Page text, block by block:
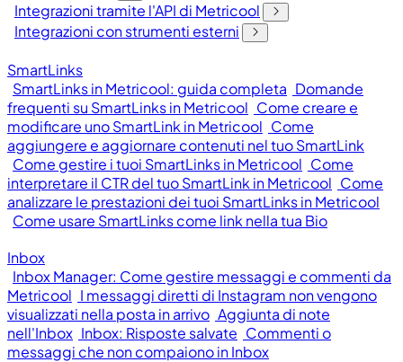
Integrazioni tramite l'API di Metricool
Integrazioni con strumenti esterni
SmartLinks
SmartLinks in Metricool: guida completa Domande
frequenti su SmartLinks in Metricool Come creare e
modificare uno SmartLink in Metricool Come
aggiungere e aggiornare contenuti nel tuo SmartLink
Come gestire i tuoi SmartLinks in Metricool Come
interpretare il CTR del tuo SmartLink in Metricool Come
analizzare le prestazioni dei tuoi SmartLinks in Metricool
Come usare SmartLinks come link nella tua Bio
Inbox
Inbox Manager: Come gestire messaggi e commenti da
Metricool I messaggi diretti di Instagram non vengono
visualizzati nella posta in arrivo Aggiunta di note
nell'Inbox Inbox: Risposte salvate Commenti o
messaggi che non compaiono in Inbox